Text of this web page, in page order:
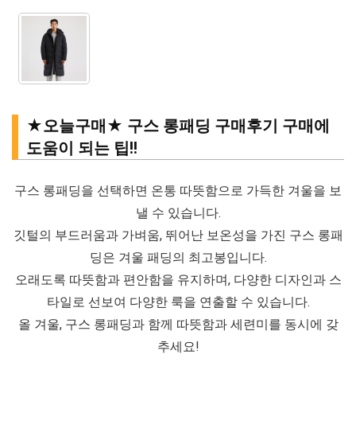
★오늘구매★ 구스 롱패딩 구매후기 구매에
도움이 되는 팁!!
구스 롱패딩을 선택하면 온통 따뜻함으로 가득한 겨울을 보
낼 수 있습니다.
깃털의 부드러움과 가벼움, 뛰어난 보온성을 가진 구스 롱패
딩은 겨울 패딩의 최고봉입니다.
오래도록 따뜻함과 편안함을 유지하며, 다양한 디자인과 스
타일로 선보여 다양한 룩을 연출할 수 있습니다.
올 겨울, 구스 롱패딩과 함께 따뜻함과 세련미를 동시에 갖
추세요!